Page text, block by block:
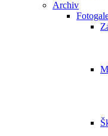
Archiv